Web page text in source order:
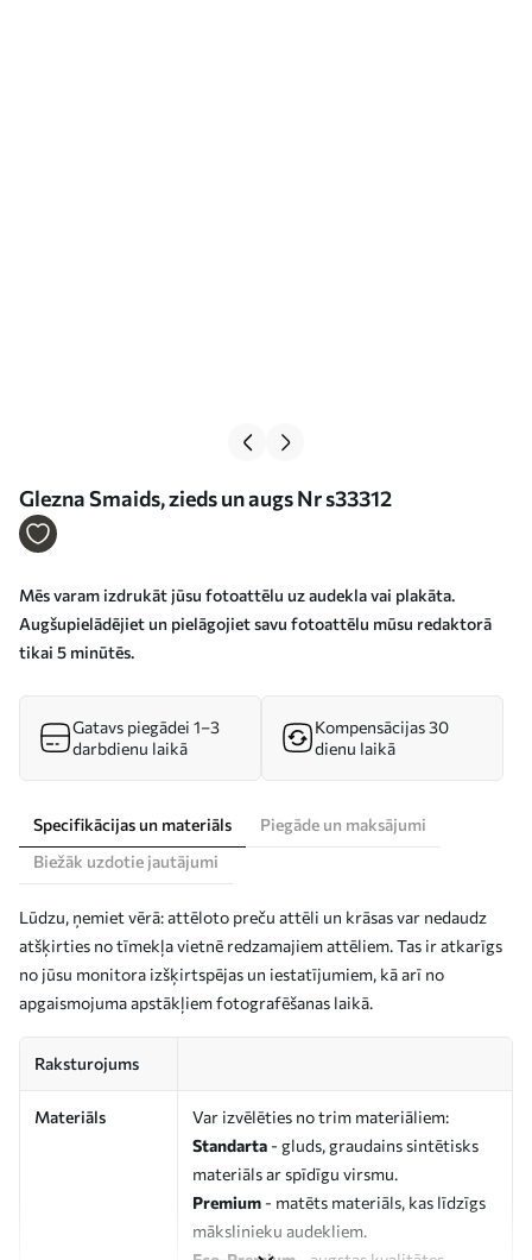
Glezna Smaids, zieds un augs Nr s33312
Mēs varam izdrukāt jūsu fotoattēlu uz audekla vai plakāta.
Augšupielādējiet un pielāgojiet savu fotoattēlu mūsu redaktorā
tikai 5 minūtēs.
Gatavs piegādei 1–3
darbdienu laikā
Kompensācijas 30
dienu laikā
Specifikācijas un materiāls
Piegāde un maksājumi
Biežāk uzdotie jautājumi
Lūdzu, ņemiet vērā: attēloto preču attēli un krāsas var nedaudz
atšķirties no tīmekļa vietnē redzamajiem attēliem. Tas ir atkarīgs
no jūsu monitora izšķirtspējas un iestatījumiem, kā arī no
apgaismojuma apstākļiem fotografēšanas laikā.
Raksturojums
Materiāls
Var izvēlēties no trim materiāliem:
Standarta - gluds, graudains sintētisks
materiāls ar spīdīgu virsmu.
Premium - matēts materiāls, kas līdzīgs
mākslinieku audekliem.